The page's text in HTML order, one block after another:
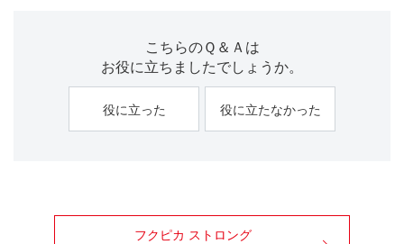
こちらのＱ＆Ａは
お役に立ちましたでしょうか。
役に立った 役に立たなかった
フクピカ ストロング